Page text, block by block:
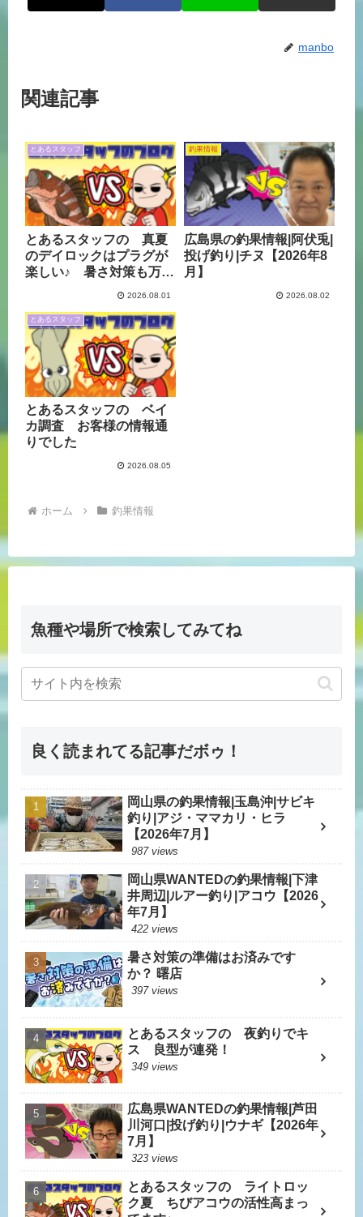
manbo
関連記事
とあるスタッフ
とあるスタッフの 真夏
のデイロックはプラグが
楽しい♪ 暑さ対策も万全
2026.08.01
釣果情報
広島県の釣果情報|阿伏兎|
投げ釣り|チヌ【2026年8
月】
2026.08.02
とあるスタッフ
とあるスタッフの ベイ
カ調査 お客様の情報通
りでした
2026.08.05
ホーム 釣果情報
魚種や場所で検索してみてね
良く読まれてる記事だボゥ！
岡山県の釣果情報|玉島沖|サビキ
釣り|アジ・ママカリ・ヒラ
【2026年7月】
987 views
岡山県WANTEDの釣果情報|下津
井周辺|ルアー釣り|アコウ【2026
年7月】
422 views
暑さ対策の準備はお済みです
か？ 曙店
397 views
とあるスタッフの 夜釣りでキ
ス 良型が連発！
349 views
広島県WANTEDの釣果情報|芦田
川河口|投げ釣り|ウナギ【2026年
7月】
323 views
とあるスタッフの ライトロッ
ク夏 ちびアコウの活性高まっ